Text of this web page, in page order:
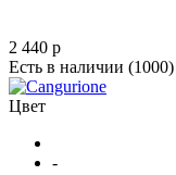
2 440 p
Есть в наличии (1000)
Цвет
-